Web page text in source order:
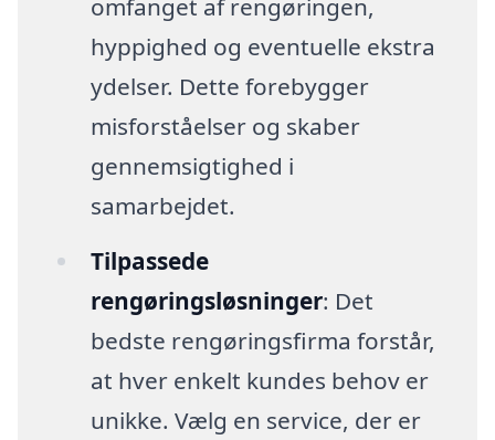
omfanget af rengøringen,
hyppighed og eventuelle ekstra
ydelser. Dette forebygger
misforståelser og skaber
gennemsigtighed i
samarbejdet.
Tilpassede
rengøringsløsninger: Det
bedste rengøringsfirma forstår,
at hver enkelt kundes behov er
unikke. Vælg en service, der er